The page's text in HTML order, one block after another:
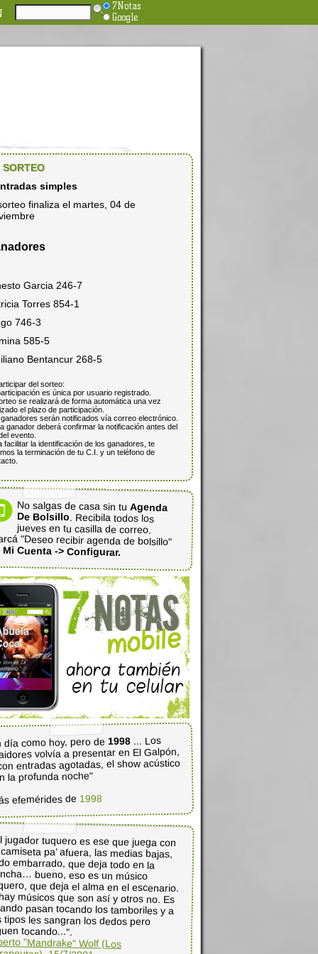
7Notas
Google
SORTEO
simples
finaliza el martes, 04 de
Garcia 246-7
Torres 854-1
746-3
585-5
Bentancur 268-5
del sorteo:
es única por usuario registrado.
se realizará de forma automática una vez
el plazo de participación.
serán notificados vía correo electrónico.
ganador deberá confirmar la notificación antes del
evento.
facilitar la identificación de los ganadores, te
la terminación de tu C.I. y un teléfono de
No salgas de casa sin tu Agenda
De Bolsillo. Recibila todos los
jueves en tu casilla de correo.
"Deseo recibir agenda de bolsillo"
Mi Cuenta -> Configurar.
día como hoy, pero de1998 ... Los
volvía a presentar en El Galpón,
entradas agotadas, el show acústico
la profunda noche"
efemérides de 1998
jugador tuquero es ese que juega con
pa’ afuera, las medias bajas,
embarrado, que deja todo en la
bueno, eso es un músico
que deja el alma en el escenario.
músicos que son así y otros no. Es
pasan tocando los tamboriles y a
tipos les sangran los dedos pero
tocando...".
"Mandrake" Wolf (Los